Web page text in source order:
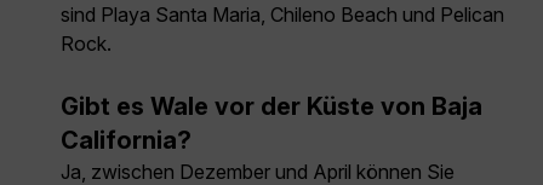
sind Playa Santa Maria, Chileno Beach und Pelican
Rock.
Gibt es Wale vor der Küste von Baja
California?
Ja, zwischen Dezember und April können Sie